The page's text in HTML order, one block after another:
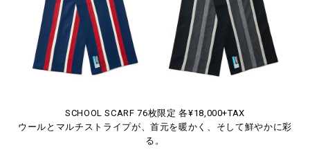
SCHOOL SCARF 76枚限定 各¥18,000+TAX
ウールとマルチストライプが、首元を暖かく、そして鮮やかに彩
る。